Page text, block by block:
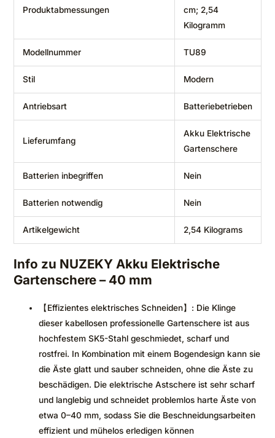
Produktabmessungen
cm; 2,54
Kilogramm
Modellnummer ‎TU89
Stil ‎Modern
Antriebsart ‎Batteriebetrieben
Lieferumfang
‎Akku Elektrische
Gartenschere
Batterien inbegriffen ‎Nein
Batterien notwendig ‎Nein
Artikelgewicht ‎2,54 Kilograms
Info zu NUZEKY Akku Elektrische
Gartenschere – 40 mm
【Effizientes elektrisches Schneiden】: Die Klinge
dieser kabellosen professionelle Gartenschere ist aus
hochfestem SK5-Stahl geschmiedet, scharf und
rostfrei. In Kombination mit einem Bogendesign kann sie
die Äste glatt und sauber schneiden, ohne die Äste zu
beschädigen. Die elektrische Astschere ist sehr scharf
und langlebig und schneidet problemlos harte Äste von
etwa 0–40 mm, sodass Sie die Beschneidungsarbeiten
effizient und mühelos erledigen können